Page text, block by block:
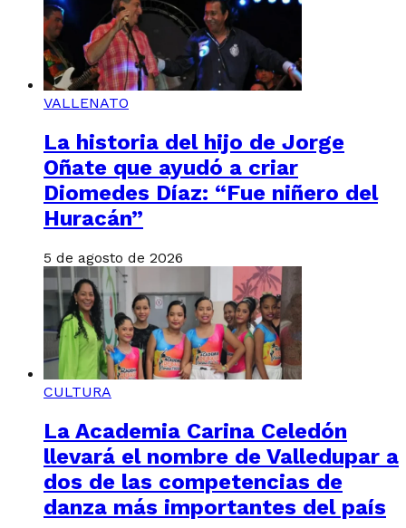
VALLENATO
La historia del hijo de Jorge
Oñate que ayudó a criar
Diomedes Díaz: “Fue niñero del
Huracán”
5 de agosto de 2026
CULTURA
La Academia Carina Celedón
llevará el nombre de Valledupar a
dos de las competencias de
danza más importantes del país